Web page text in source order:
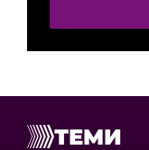
ТЕМИ